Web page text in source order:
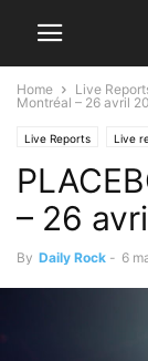
Home Live
Montréal – 26 avril
Live Reports Live
– 26
By Daily Rock - 6